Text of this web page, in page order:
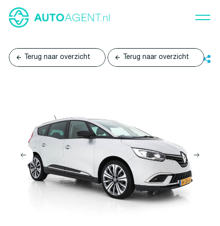
Terug naar overzicht Terug naar overzicht